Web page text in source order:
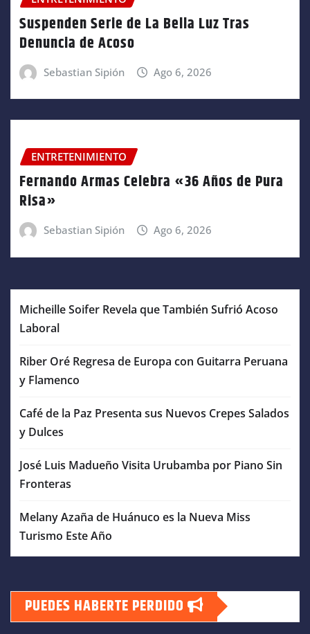
Suspenden Serie de La Bella Luz Tras
Denuncia de Acoso
Sebastian Sipión Ago 6, 2026
ENTRETENIMIENTO
Fernando Armas Celebra «36 Años de Pura
Risa»
Sebastian Sipión Ago 6, 2026
Micheille Soifer Revela que También Sufrió Acoso
Laboral
Riber Oré Regresa de Europa con Guitarra Peruana
y Flamenco
Café de la Paz Presenta sus Nuevos Crepes Salados
y Dulces
José Luis Madueño Visita Urubamba por Piano Sin
Fronteras
Melany Azaña de Huánuco es la Nueva Miss
Turismo Este Año
PUEDES HABERTE PERDIDO